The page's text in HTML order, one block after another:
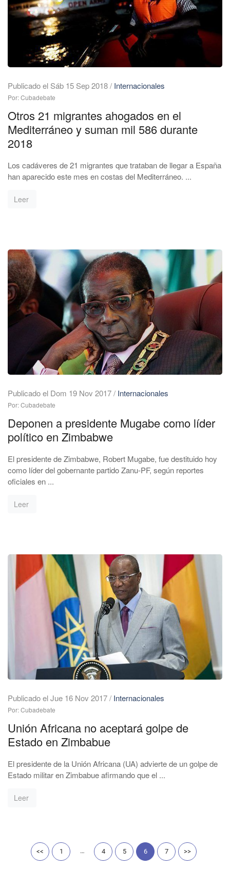
Publicado el Sáb 15 Sep 2018/ Internacionales
Por: Cubadebate
Otros 21 migrantes ahogados en el
Mediterráneo y suman mil 586 durante
2018
Los cadáveres de 21 migrantes que trataban de llegar a España
han aparecido este mes en costas del Mediterráneo. ...
Leer
Publicado el Dom 19 Nov 2017/ Internacionales
Por: Cubadebate
Deponen a presidente Mugabe como líder
político en Zimbabwe
El presidente de Zimbabwe, Robert Mugabe, fue destituido hoy
como líder del gobernante partido Zanu-PF, según reportes
oficiales en ...
Leer
Publicado el Jue 16 Nov 2017/ Internacionales
Por: Cubadebate
Unión Africana no aceptará golpe de
Estado en Zimbabue
El presidente de la Unión Africana (UA) advierte de un golpe de
Estado militar en Zimbabue afirmando que el ...
Leer
<< 1 … 4 5 6 7 >>